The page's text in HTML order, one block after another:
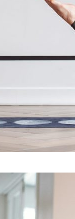
31 DE JULIO DE 2020